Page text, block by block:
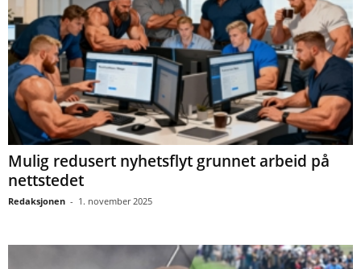
Mulig redusert nyhetsflyt grunnet arbeid på
nettstedet
Redaksjonen - 1. november 2025